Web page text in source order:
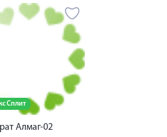
Сплит
Алмаг-02